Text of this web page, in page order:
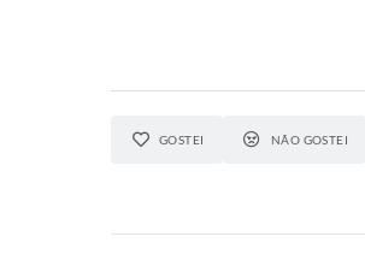
GOSTEI NÃO GOSTEI